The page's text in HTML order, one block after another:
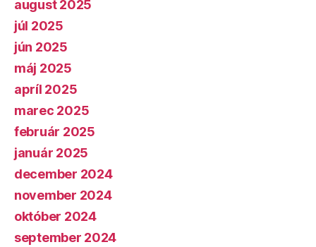
august 2025
júl 2025
jún 2025
máj 2025
apríl 2025
marec 2025
február 2025
január 2025
december 2024
november 2024
október 2024
september 2024